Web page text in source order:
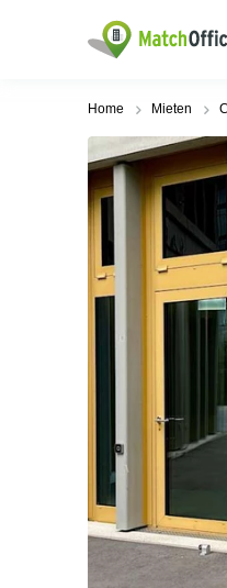
Home Mieten